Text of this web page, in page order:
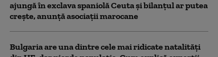
ajungă în exclava spaniolă Ceuta şi bilanţul ar putea
creşte, anunță asociații marocane
Bulgaria are una dintre cele mai ridicate natalități